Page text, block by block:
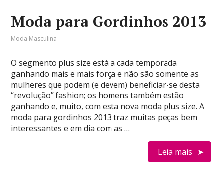
Moda para Gordinhos 2013
Moda Masculina
O segmento plus size está a cada temporada
ganhando mais e mais força e não são somente as
mulheres que podem (e devem) beneficiar-se desta
“revolução” fashion; os homens também estão
ganhando e, muito, com esta nova moda plus size. A
moda para gordinhos 2013 traz muitas peças bem
interessantes e em dia com as …
Leia mais